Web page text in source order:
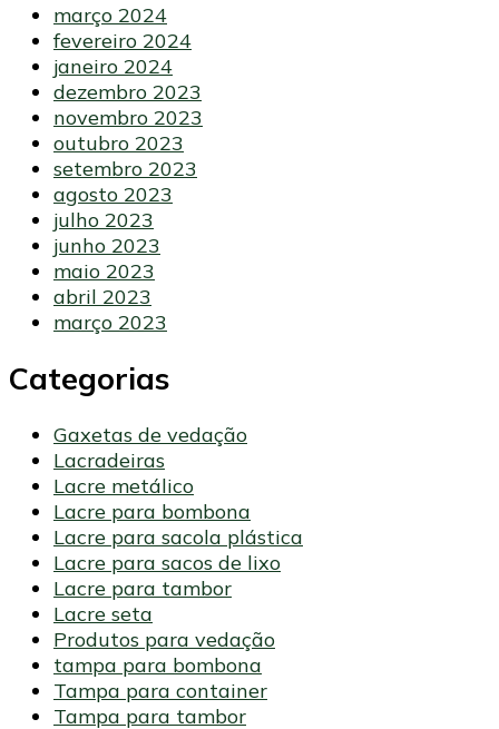
março 2024
fevereiro 2024
janeiro 2024
dezembro 2023
novembro 2023
outubro 2023
setembro 2023
agosto 2023
julho 2023
junho 2023
maio 2023
abril 2023
março 2023
Categorias
Gaxetas de vedação
Lacradeiras
Lacre metálico
Lacre para bombona
Lacre para sacola plástica
Lacre para sacos de lixo
Lacre para tambor
Lacre seta
Produtos para vedação
tampa para bombona
Tampa para container
Tampa para tambor